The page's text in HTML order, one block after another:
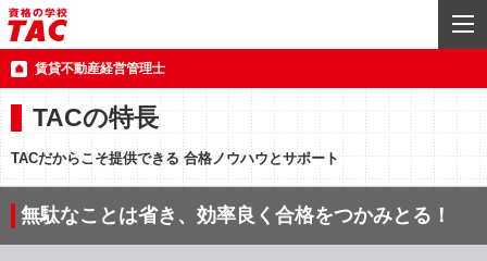
賃貸不動産経営管理士
TACの特長
TACだからこそ提供できる 合格ノウハウとサポート
無駄なことは省き、効率良く合格をつかみとる！